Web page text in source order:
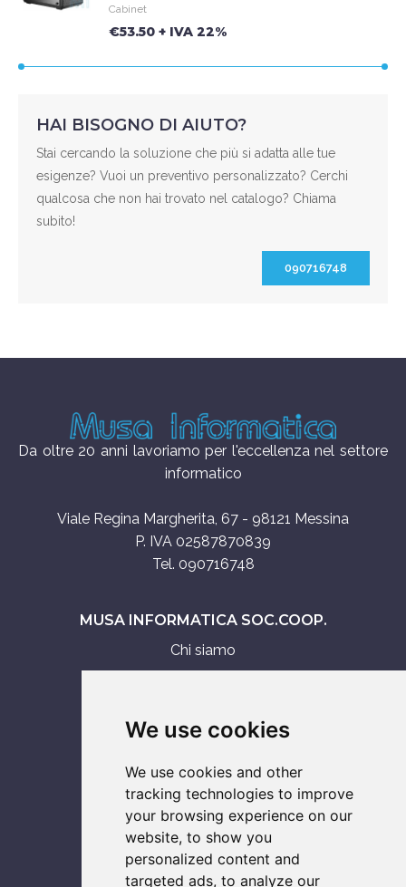
We use cookies
We use cookies and other
tracking technologies to improve
your browsing experience on our
website, to show you
personalized content and
targeted ads, to analyze our
Cabinet
€53.50 + IVA 22%
HAI BISOGNO DI AIUTO?
Stai cercando la soluzione che più si adatta alle tue
esigenze? Vuoi un preventivo personalizzato? Cerchi
qualcosa che non hai trovato nel catalogo? Chiama
subito!
090716748
Da oltre 20 anni lavoriamo per l'eccellenza nel settore
informatico
Viale Regina Margherita, 67 - 98121 Messina
P. IVA 02587870839
Tel. 090716748
MUSA INFORMATICA SOC.COOP.
Chi siamo
Vendita
ASSISTENZA SU
Smartphone
Computer
Notebook